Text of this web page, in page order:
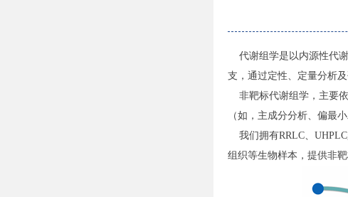
代谢组学是以内源性代谢
支，通过定性、定量分析
非靶标代谢组学，主要依
（如，主成分分析、偏最
我们拥有RRLC、UHPLC
组织等生物样本，提供非